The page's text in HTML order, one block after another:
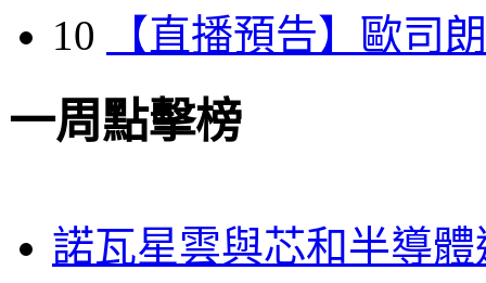
10
【直播預告】歐司
一周點擊榜
諾瓦星雲與芯和半導